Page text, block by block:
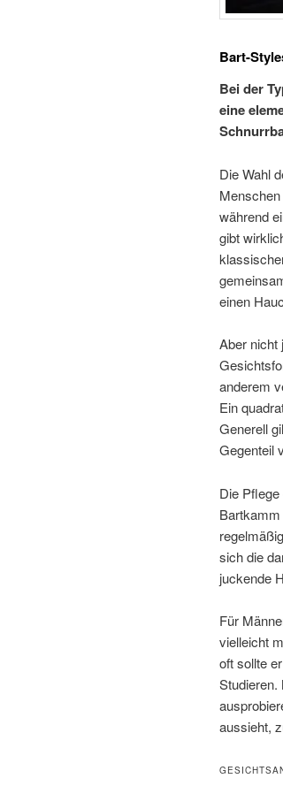
Bart-
Bei der
eine
Die Wahl
während
gibt
einen
Aber nicht
anderem
Ein
Generell
Gegenteil
Die
sich die
juckende
Für
vielleicht
oft sollte
Studieren.
aussieht,